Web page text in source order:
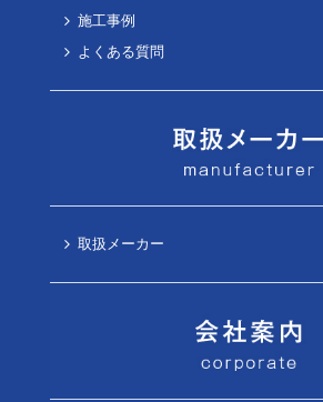
施工事例
よくある質問
取扱メーカー